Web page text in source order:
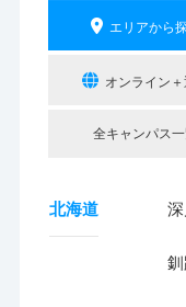
エリアから
オンライン
全キャンパス
北海道 深